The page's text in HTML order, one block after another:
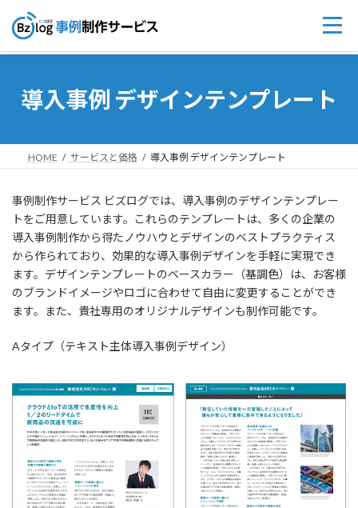
へ
ョ
導入事例 デザインテンプレート
HOME サービスと価格 導入事例 デザインテンプレート
事例制作サービス ビズログでは、導入事例のデザインテンプレー
トをご用意しています。これらのテンプレートは、多くの企業の
導入事例制作から得たノウハウとデザインのベストプラクティス
から作られており、効果的な導入事例デザインを手軽に実現でき
ます。デザインテンプレートのベースカラー（基調色）は、お客様
のブランドイメージやロゴに合わせて自由に変更することができ
ます。また、貴社専用のオリジナルデザインも制作可能です。
Aタイプ（テキスト主体導入事例デザイン）